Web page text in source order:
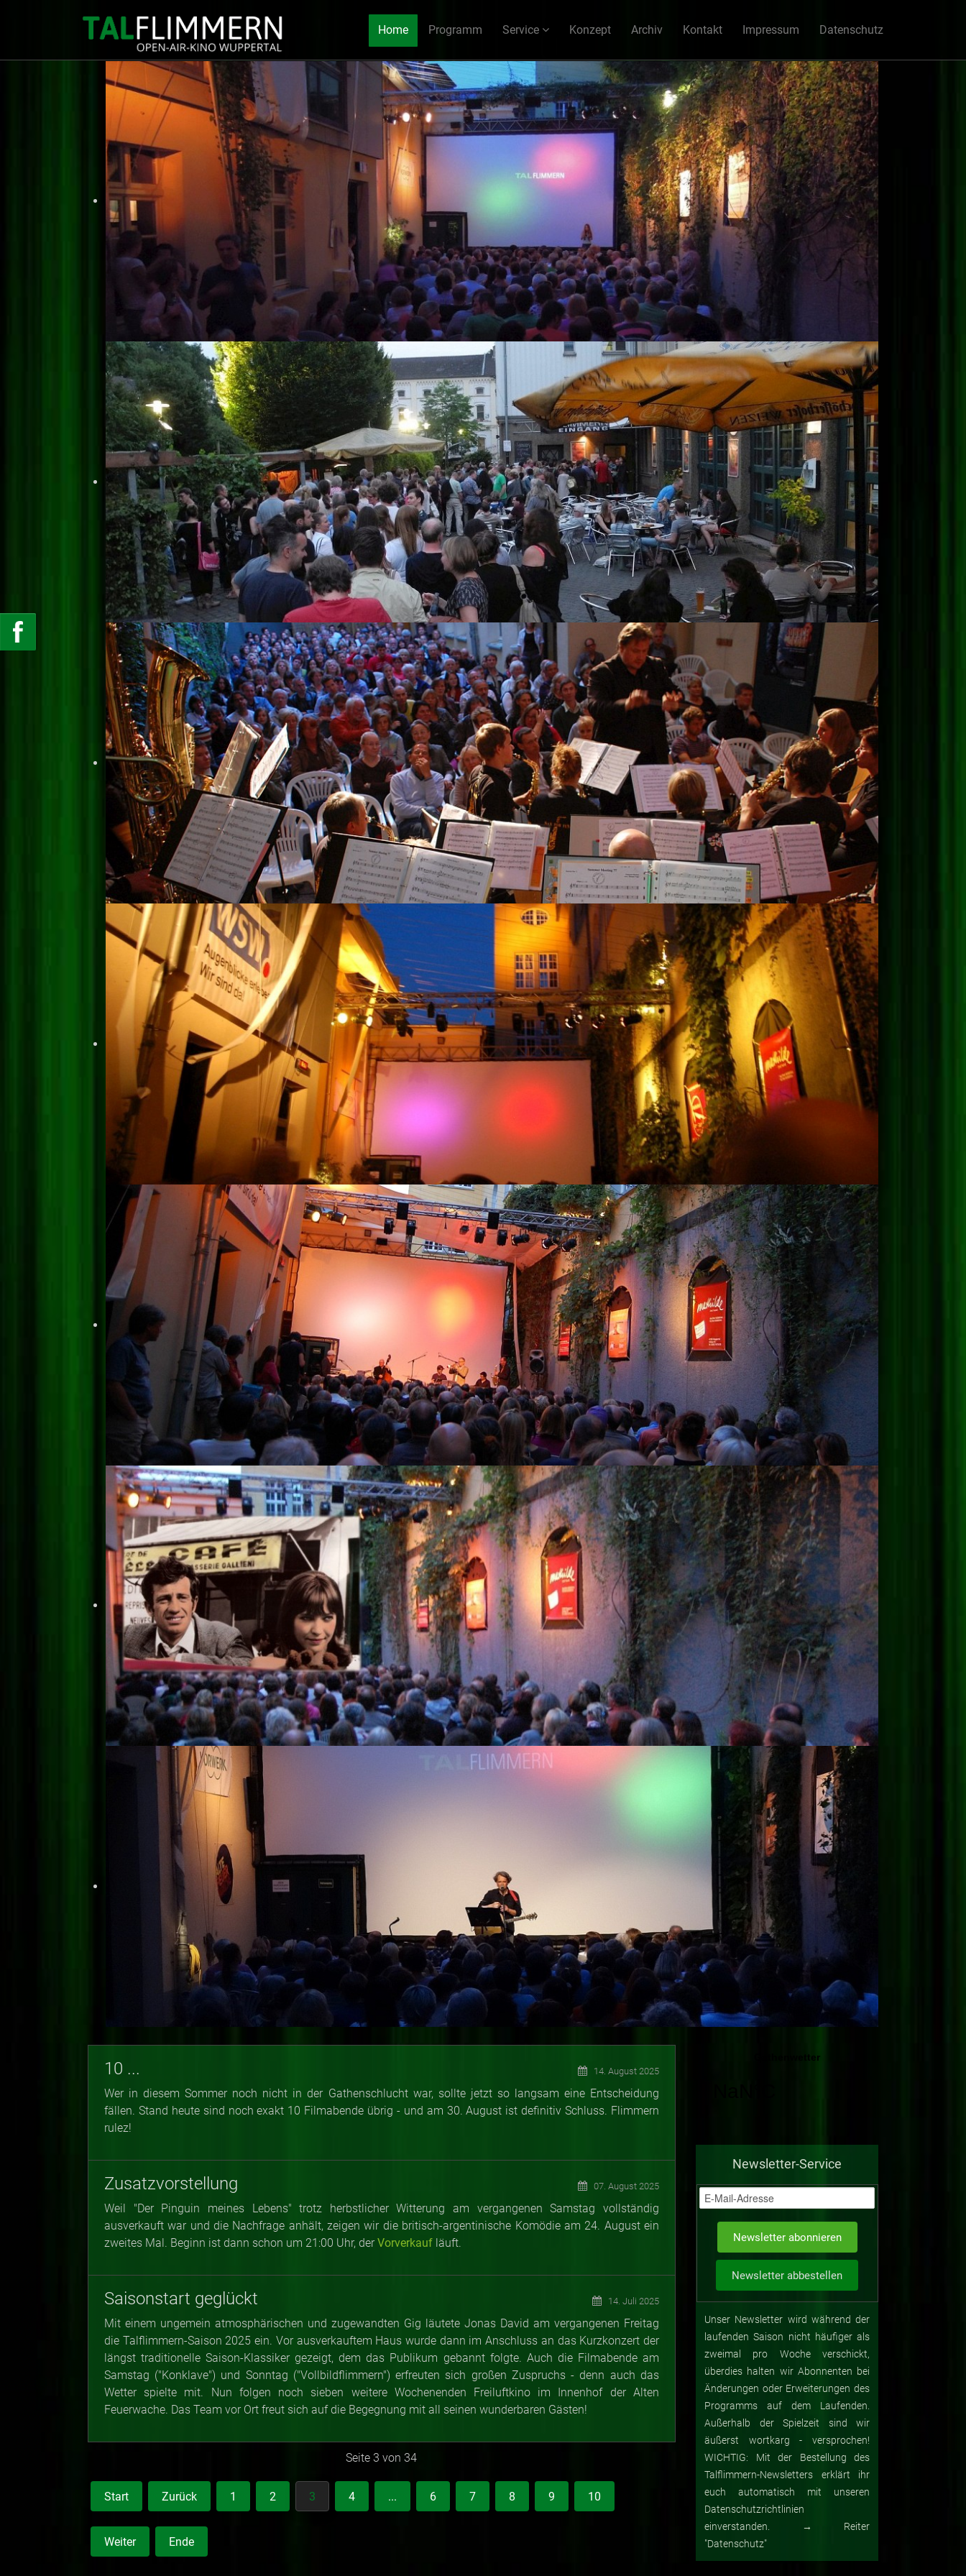
Home Programm Service Konzept Archiv Kontakt Impressum Datenschutz
10 ... 14. August 2025
Wer in diesem Sommer noch nicht in der Gathenschlucht war, sollte jetzt so langsam eine Entscheidung
fällen. Stand heute sind noch exakt 10 Filmabende übrig - und am 30. August ist definitiv Schluss. Flimmern
rulez!
Zusatzvorstellung 07. August 2025
Weil "Der Pinguin meines Lebens" trotz herbstlicher Witterung am vergangenen Samstag vollständig
ausverkauft war und die Nachfrage anhält, zeigen wir die britisch-argentinische Komödie am 24. August ein
zweites Mal. Beginn ist dann schon um 21:00 Uhr, derVorverkauf läuft.
Saisonstart geglückt 14. Juli 2025
Mit einem ungemein atmosphärischen und zugewandten Gig läutete Jonas David am vergangenen Freitag
die Talflimmern-Saison 2025 ein. Vor ausverkauftem Haus wurde dann im Anschluss an das Kurzkonzert der
längst traditionelle Saison-Klassiker gezeigt, dem das Publikum gebannt folgte. Auch die Filmabende am
Samstag ("Konklave") und Sonntag ("Vollbildflimmern") erfreuten sich großen Zuspruchs - denn auch das
Wetter spielte mit. Nun folgen noch sieben weitere Wochenenden Freiluftkino im Innenhof der Alten
Feuerwache. Das Team vor Ort freut sich auf die Begegnung mit all seinen wunderbaren Gästen!
Seite 3 von 34
Start Zurück 1 2 3 4 ... 6 7 8 9 10
Weiter Ende
Newsletter-Service
Unser Newsletter wird während der
laufenden Saison nicht häufiger als
zweimal pro Woche verschickt,
überdies halten wir Abonnenten bei
Änderungen oder Erweiterungen des
Programms auf dem Laufenden.
Außerhalb der Spielzeit sind wir
äußerst wortkarg - versprochen!
WICHTIG: Mit der Bestellung des
Talflimmern-Newsletters erklärt ihr
euch automatisch mit unseren
Datenschutzrichtlinien
einverstanden. → Reiter
"Datenschutz"